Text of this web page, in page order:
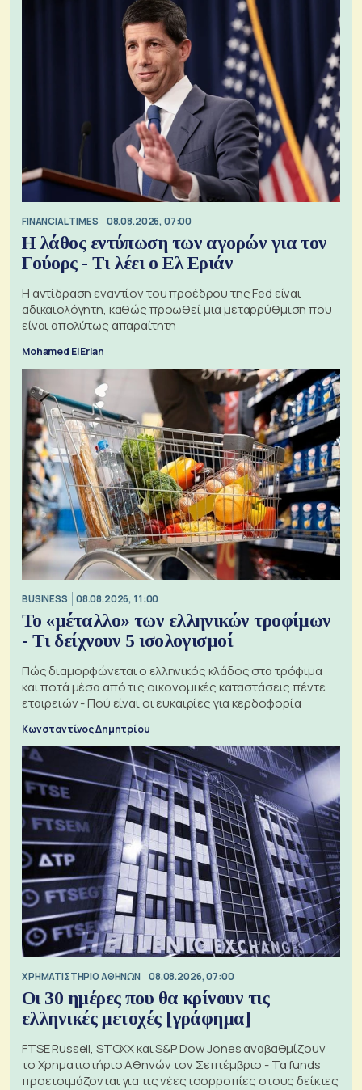
FINANCIAL TIMES 08.08.2026, 07:00
Η λάθος εντύπωση των αγορών για τον
Γούορς - Τι λέει ο Ελ Εριάν
Η αντίδραση εναντίον του προέδρου της Fed είναι
αδικαιολόγητη, καθώς προωθεί μια μεταρρύθμιση που
είναι απολύτως απαραίτητη
Mohamed El Erian
BUSINESS 08.08.2026, 11:00
Το «μέταλλο» των ελληνικών τροφίμων
- Τι δείχνουν 5 ισολογισμοί
Πώς διαμορφώνεται ο ελληνικός κλάδος στα τρόφιμα
και ποτά μέσα από τις οικονομικές καταστάσεις πέντε
εταιρειών - Πού είναι οι ευκαιρίες για κερδοφορία
Κωνσταντίνος Δημητρίου
XΡΗΜΑΤΙΣΤΗΡΙΟ ΑΘΗΝΩΝ 08.08.2026, 07:00
Οι 30 ημέρες που θα κρίνουν τις
ελληνικές μετοχές [γράφημα]
FTSE Russell, STOXX και S&P Dow Jones αναβαθμίζουν
το Χρηματιστήριο Αθηνών τον Σεπτέμβριο - Τα funds
προετοιμάζονται για τις νέες ισορροπίες στους δείκτες